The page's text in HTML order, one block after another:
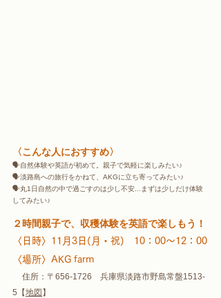
〈こんな人におすすめ〉
🗣自然体験や英語が初めて。親子で気軽に楽しみたい♪
🗣淡路島への旅行をかねて、AKGに立ち寄ってみたい♪
🗣丸1日自然の中で過ごすのは少し不安...まずは少しだけ体験
してみたい♪
２時間親子で、収穫体験を英語で楽しもう！
〈日時〉11月3日(月・祝)　10：00～12：00
〈場所〉AKG farm
住所：〒656-1726　兵庫県淡路市野島常盤1513-
5【地図 】